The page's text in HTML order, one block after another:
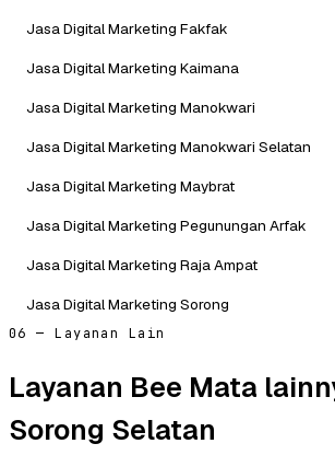
Jasa Digital Marketing Fakfak
Jasa Digital Marketing Kaimana
Jasa Digital Marketing Manokwari
Jasa Digital Marketing Manokwari Selatan
Jasa Digital Marketing Maybrat
Jasa Digital Marketing Pegunungan Arfak
Jasa Digital Marketing Raja Ampat
Jasa Digital Marketing Sorong
06 — Layanan Lain
Layanan Bee Mata
Sorong Selatan